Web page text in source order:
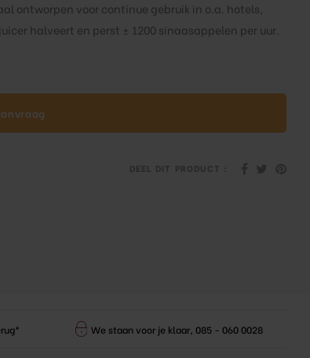
ontworpen voor continue gebruik in o.a. hotels,
halveert en perst ± 1200 sinaasappelen per uur.
We staan voor je klaar, 085 - 060 0028